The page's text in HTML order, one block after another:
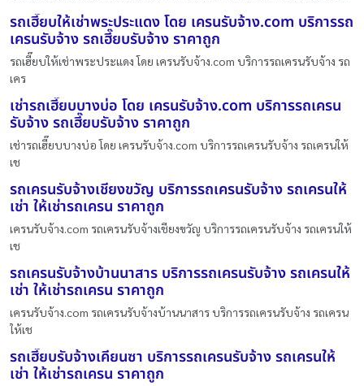
รถเฮี๊ยบให้เช่าพระประแดง โดย เครนรับจ้าง.com บริการรถ
เครนรับจ้าง รถเฮี๊ยบรับจ้าง ราคาถูก
รถเฮี๊ยบให้เช่าพระประแดง โดย เครนรับจ้าง.com บริการรถเครนรับจ้าง รถ
เคร
เช่ารถเฮี๊ยบบางบ่อ โดย เครนรับจ้าง.com บริการรถเครน
รับจ้าง รถเฮี๊ยบรับจ้าง ราคาถูก
เช่ารถเฮี๊ยบบางบ่อ โดย เครนรับจ้าง.com บริการรถเครนรับจ้าง รถเครนให้
เช
รถเครนรับจ้างเชียงขวัญ บริการรถเครนรับจ้าง รถเครนให้
เช่า ให้เช่ารถเครน ราคาถูก
เครนรับจ้าง.com รถเครนรับจ้างเชียงขวัญ บริการรถเครนรับจ้าง รถเครนให้
เช
รถเครนรับจ้างบ้านนาสาร บริการรถเครนรับจ้าง รถเครนให้
เช่า ให้เช่ารถเครน ราคาถูก
เครนรับจ้าง.com รถเครนรับจ้างบ้านนาสาร บริการรถเครนรับจ้าง รถเครน
ให้เช
รถเฮี๊ยบรับจ้างเคียนซา บริการรถเครนรับจ้าง รถเครนให้
เช่า ให้เช่ารถเครน ราคาถูก